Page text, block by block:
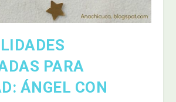
PARA
ÁNGEL CON